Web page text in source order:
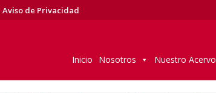
Aviso de Privacidad
Inicio Nosotros Nuestro Acervo